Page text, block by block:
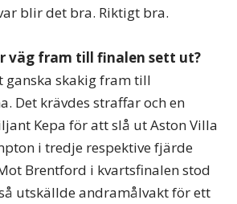
blir det bra. Riktigt bra.
väg fram till finalen sett ut?
ganska skakig fram till
Det krävdes straffar och en
Kepa för att slå ut Aston Villa
i tredje respektive fjärde
Brentford i kvartsfinalen stod
utskällde andramålvakt för ett